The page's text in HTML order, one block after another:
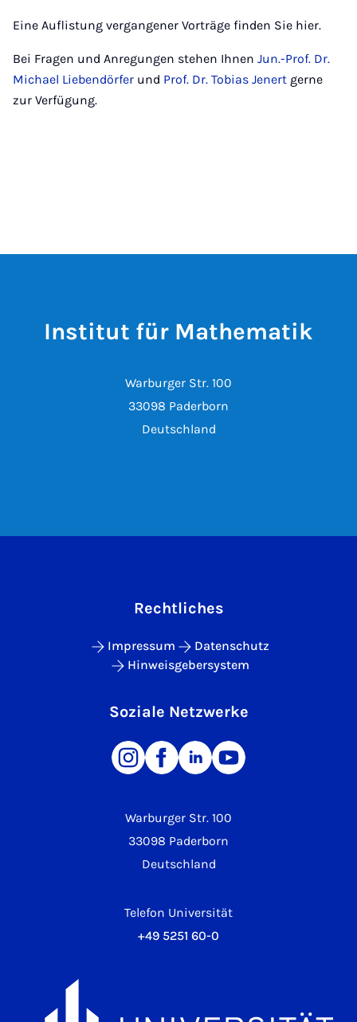
Eine Auflistung vergangener Vorträge finden Sie hier.
Bei Fragen und Anregungen stehen Ihnen Jun.-Prof. Dr.
Michael Liebendörfer und Prof. Dr. Tobias Jenert gerne
zur Verfügung.
Institut für Mathematik
Warburger Str. 100
33098 Paderborn
Deutschland
Warburger Str. 100
33098 Paderborn
Deutschland
Telefon Universität
+49 5251 60-0
Rechtliches
Impressum
Datenschutz
Hinweisgebersystem
Soziale Netzwerke